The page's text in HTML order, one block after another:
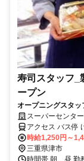
寿司スタッフ_
ープン
オープニングスタ
麗！短時間◎未経験
スーパーセンタ
アクセス バス停
時給1,250円～
三重県津市
時間帯 朝、昼 勤